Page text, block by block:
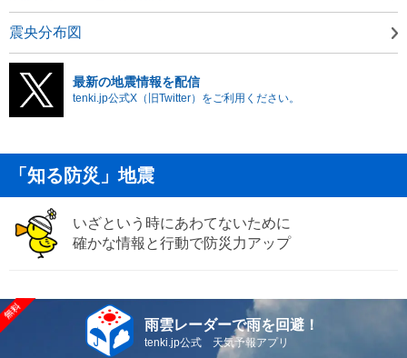
震央分布図
最新の地震情報を配信
tenki.jp公式X（旧Twitter）をご利用ください。
「知る防災」地震
いざという時にあわてないために
確かな情報と行動で防災力アップ
雨雲レーダーで雨を回避！
tenki.jp公式 天気予報アプリ